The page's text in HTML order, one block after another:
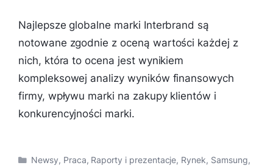
Najlepsze globalne marki Interbrand są
notowane zgodnie z oceną wartości każdej z
nich, która to ocena jest wynikiem
kompleksowej analizy wyników finansowych
firmy, wpływu marki na zakupy klientów i
konkurencyjności marki.
Kategorie
Newsy, Praca, Raporty i prezentacje, Rynek, Samsung,